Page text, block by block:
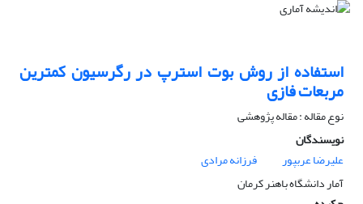
استفاده از روش بوت استرپ در رگرسیون کمترین
مربعات فازی
نوع مقاله : مقاله پژوهشی
نویسندگان
علیرضا عربپور
فرزانه مرادی
آمار دانشگاه باهنر کرمان